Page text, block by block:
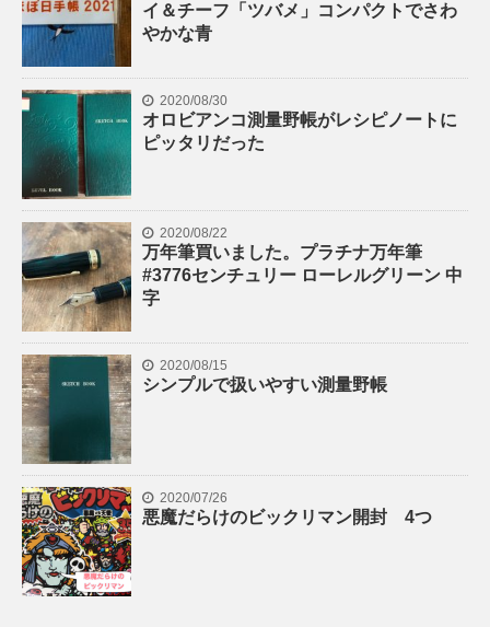
イ＆チーフ「ツバメ」コンパクトでさわ
やかな青
2020/08/30
オロビアンコ測量野帳がレシピノートに
ピッタリだった
2020/08/22
万年筆買いました。プラチナ万年筆
#3776センチュリー ローレルグリーン 中
字
2020/08/15
シンプルで扱いやすい測量野帳
2020/07/26
悪魔だらけのビックリマン開封 4つ